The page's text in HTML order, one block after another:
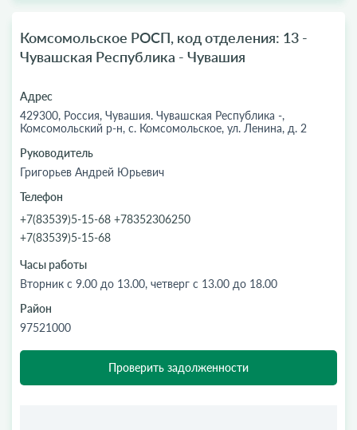
Комсомольское РОСП, код отделения: 13 -
Чувашская Республика - Чувашия
Адрес
429300, Россия, Чувашия. Чувашская Республика -,
Комсомольский р-н, с. Комсомольское, ул. Ленина, д. 2
Руководитель
Григорьев Андрей Юрьевич
Телефон
+7(83539)5-15-68 +78352306250
+7(83539)5-15-68
Часы работы
Вторник с 9.00 до 13.00, четверг с 13.00 до 18.00
Район
97521000
Проверить задолженности